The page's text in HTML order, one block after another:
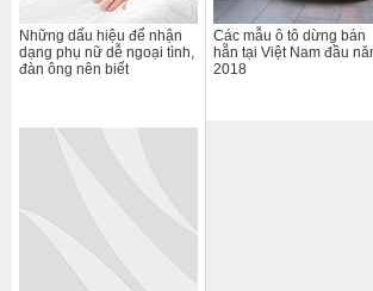
Những dấu hiệu để nhận
dạng phụ nữ dễ ngoại tình,
đàn ông nên biết
Các mẫu ô tô dừng bán
hẵn tại Việt Nam đầu
2018